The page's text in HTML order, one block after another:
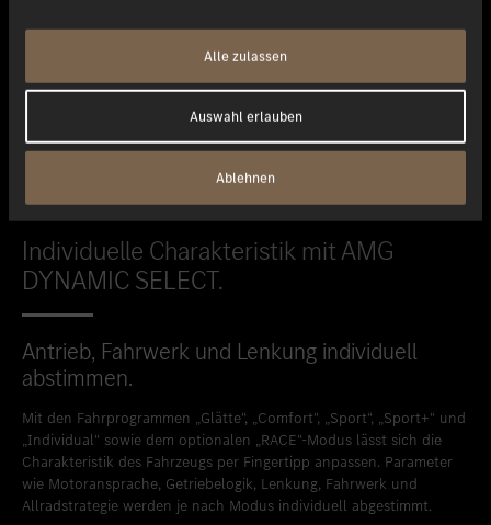
Alle zulassen
Auswahl erlauben
Ablehnen
Individuelle Charakteristik mit AMG
DYNAMIC SELECT.
Antrieb, Fahrwerk und Lenkung individuell
abstimmen.
Mit den Fahrprogrammen „Glätte“, „Comfort“, „Sport“, „Sport+“ und
„Individual“ sowie dem optionalen „RACE“-Modus lässt sich die
Charakteristik des Fahrzeugs per Fingertipp anpassen. Parameter
wie Motoransprache, Getriebelogik, Lenkung, Fahrwerk und
Allradstrategie werden je nach Modus individuell abgestimmt.